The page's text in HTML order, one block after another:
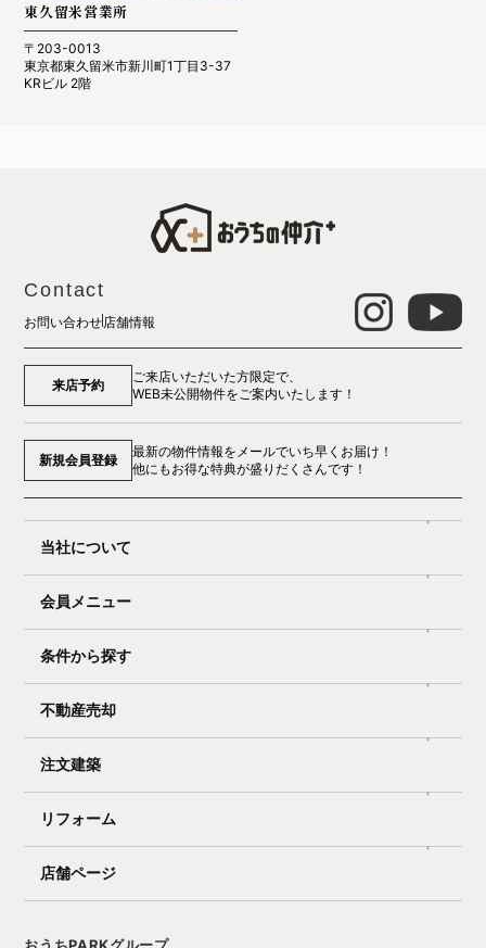
東久留米営業所
〒203-0013
東京都東久留米市新川町1丁目3-37
KRビル 2階
Contact
お問い合わせ店舗情報
来店予約
ご来店いただいた方限定で、
WEB未公開物件をご案内いたします！
新規会員登録
最新の物件情報をメールでいち早くお届け！
他にもお得な特典が盛りだくさんです！
当社について
会員メニュー
条件から探す
不動産売却
注文建築
リフォーム
店舗ページ